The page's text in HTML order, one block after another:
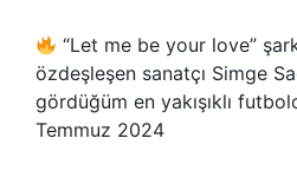
“Let me be your love”
özdeşleşen sanatçı Simge
gördüğüm en yakışıklı
Temmuz 2024